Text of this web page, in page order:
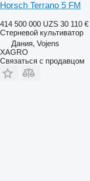
Horsch Terrano 5 FM
414 500 000 UZS 30 110 €
Стерневой культиватор
Дания, Vojens
XAGRO
Связаться с продавцом